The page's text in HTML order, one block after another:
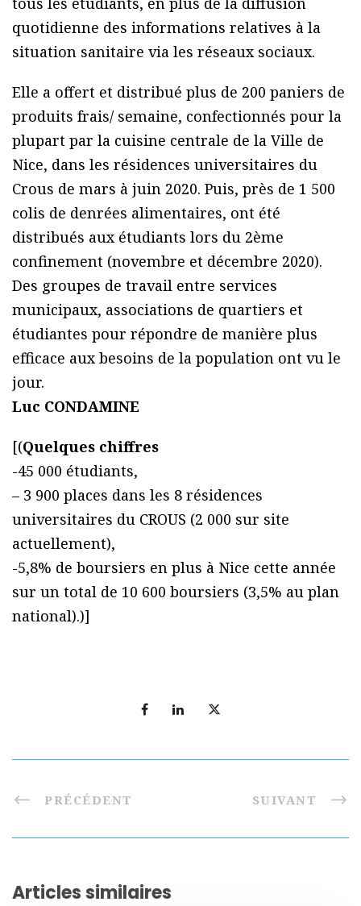
quotidienne des informations relatives à la
situation sanitaire via les réseaux sociaux.
Elle a offert et distribué plus de 200 paniers de
produits frais/ semaine, confectionnés pour la
plupart par la cuisine centrale de la Ville de
Nice, dans les résidences universitaires du
Crous de mars à juin 2020. Puis, près de 1 500
colis de denrées alimentaires, ont été
distribués aux étudiants lors du 2ème
confinement (novembre et décembre 2020).
Des groupes de travail entre services
municipaux, associations de quartiers et
étudiantes pour répondre de manière plus
efficace aux besoins de la population ont vu le
jour.
Luc CONDAMINE
[(Quelques chiffres
-45 000 étudiants,
– 3 900 places dans les 8 résidences
universitaires du CROUS (2 000 sur site
actuellement),
-5,8% de boursiers en plus à Nice cette année
sur un total de 10 600 boursiers (3,5% au plan
national).)]
PRÉCÉDENT SUIVANT
Articles similaires